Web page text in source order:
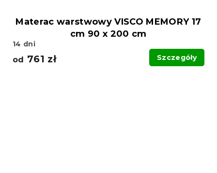
Materac warstwowy VISCO MEMORY 17
cm 90 x 200 cm
14 dni
od 761 zł Szczegóły